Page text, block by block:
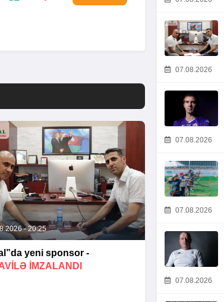
- 20:25
yeni sponsor -
İMZALANDI
07.08.2026
07.08.2026
07.08.2026
07.08.2026